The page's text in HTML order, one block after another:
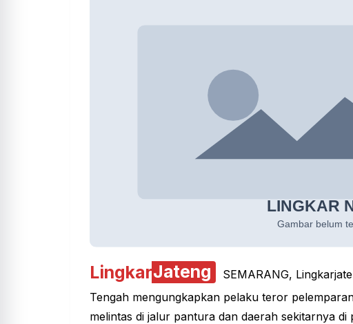
LingkarJateng
SEMARANG,
Tengah mengungkapkan pelaku teror
melintas di jalur pantura dan daerah sekitarnya